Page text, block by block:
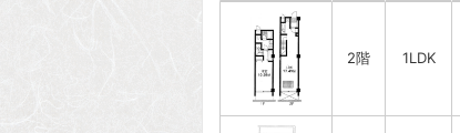
2階 1LDK